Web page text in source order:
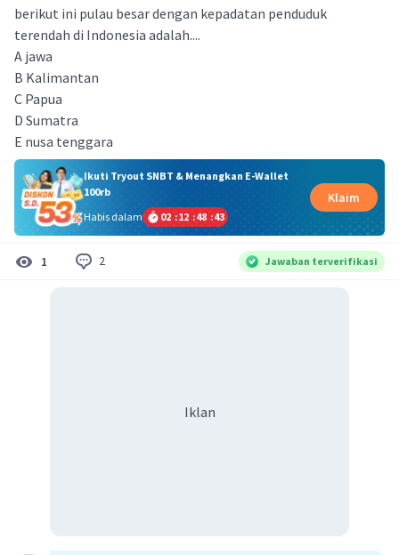
berikut ini pulau besar dengan kepadatan penduduk
terendah di Indonesia adalah....
A jawa
B Kalimantan
C Papua
D Sumatra
E nusa tenggara
Ikuti Tryout SNBT & Menangkan E-Wallet
100rb
Habis dalam
02 :12 :48 :43
Klaim
1 2 Jawaban terverifikasi
Iklan